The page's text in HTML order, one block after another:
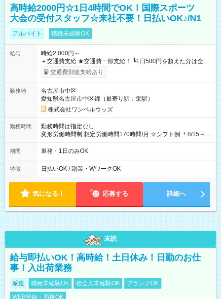
高時給2000円☆1日4時間でOK！国際スポーツ
大会の受付スタッフ☆来社不要！日払いOK♪/N1
アルバイト 職種未経験OK
給与
時給2,000円～
＋交通費支給 ★交通費一部支給！ ┗1日500円を超えた分は全額
支給！ ※往復500円以内の方は自己負担となります ★日払い
OK！（規定あり） ┗働いたその日に現金GET♪ お仕事後はコン
期間なし
交通費別途支給あり
勤務地
名古屋市中区
愛知県名古屋市中区錦（最寄り駅：栄駅）
株式会社ワンベルウッズ
勤務時間
勤務時間は指定なし
変形労働時間制 想定労働時間170時間/月 ☆シフト例 ＊8/15～
10/26 全日共通 08：00～12：00 17：00～21：00 ＊8/31
～9/19のみ下記シフトもあります！ 12：00～16：00 ＊9/6～
00
期間 単発・1日のみOK
特徴 日払いOK / 副業・WワークOK
気になる！ 応募する 詳細へ
未読
給与即払いOK！高時給！土日休み！日勤のお仕
事！入出荷業務
派遣 職種未経験OK 社会人未経験OK
ブランクOK
WEB登録・面接OK